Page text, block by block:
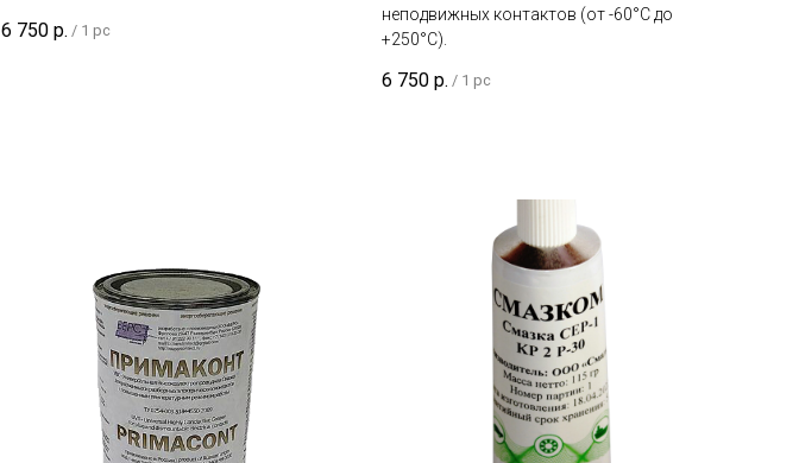
6 750 р. / 1 pc
неподвижных контактов (от -60°C до
+250°C).
6 750 р. / 1 pc